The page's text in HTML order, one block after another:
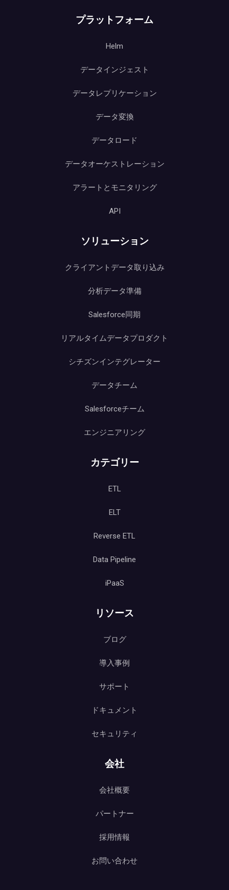
プラットフォーム
Helm
データインジェスト
データレプリケーション
データ変換
データロード
データオーケストレーション
アラートとモニタリング
API
ソリューション
クライアントデータ取り込み
分析データ準備
Salesforce同期
リアルタイムデータプロダクト
シチズンインテグレーター
データチーム
Salesforceチーム
エンジニアリング
カテゴリー
ETL
ELT
Reverse ETL
Data Pipeline
iPaaS
リソース
ブログ
導入事例
サポート
ドキュメント
セキュリティ
会社
会社概要
パートナー
採用情報
お問い合わせ